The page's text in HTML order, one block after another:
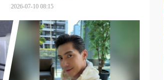
2026-07-10 08:15